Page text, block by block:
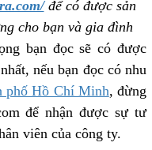
để có được sản
cho bạn và gia đình
bạn đọc sẽ có được
nếu bạn đọc có nhu
phố Hồ Chí Minh, đừng
để nhận được sự tư
viên của công ty.